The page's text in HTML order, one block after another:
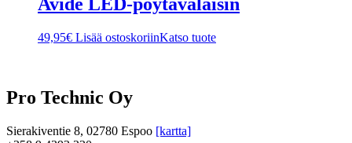
49,95€ Lisää ostoskoriinKatso tuote
Pro Technic Oy
Sierakiventie 8, 02780 Espoo [kartta]